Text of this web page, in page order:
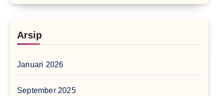
Arsip
Januari 2026
September 2025